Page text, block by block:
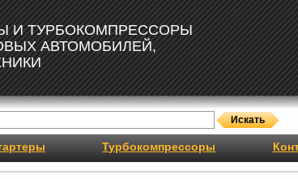
И ТУРБОКОМПРЕССОРЫ
АВТОМОБИЛЕЙ,
Турбокомпрессоры